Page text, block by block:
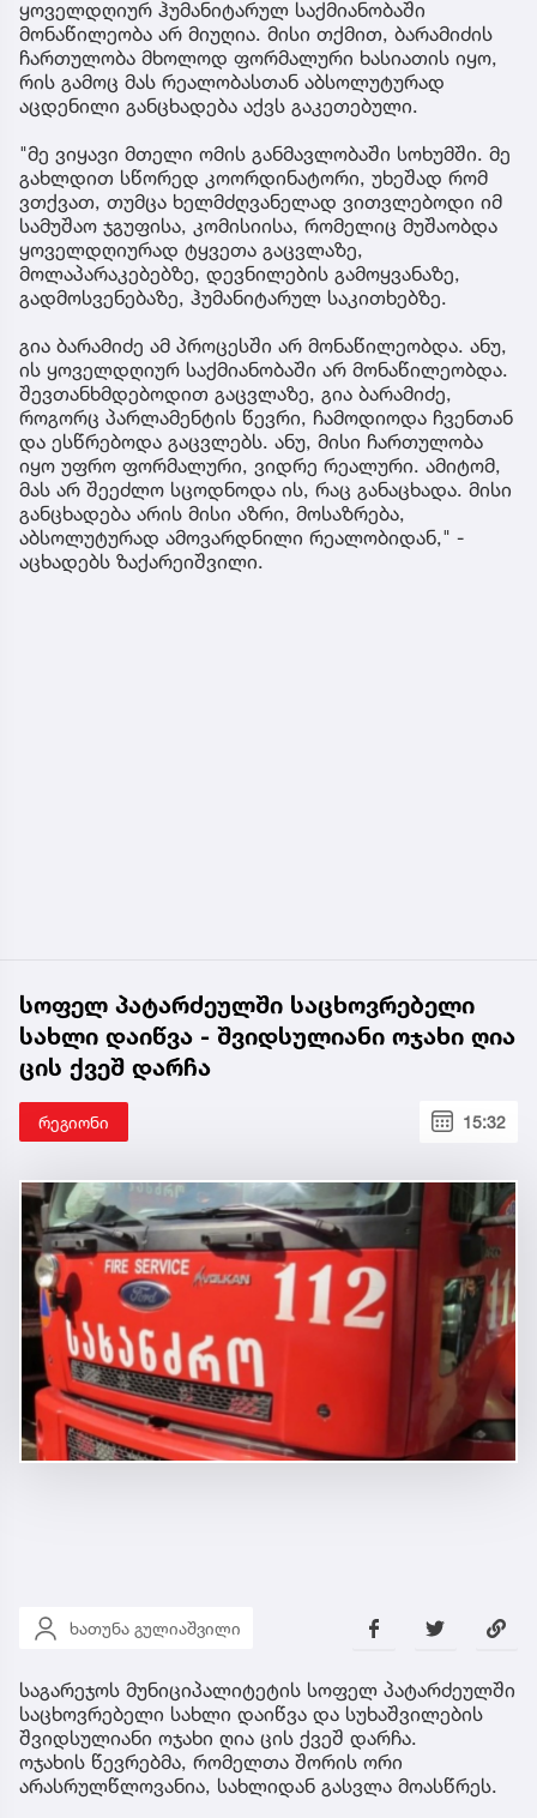
ყოველდღიურ ჰუმანიტარულ საქმიანობაში
მონაწილეობა არ მიუღია. მისი თქმით, ბარამიძის
ჩართულობა მხოლოდ ფორმალური ხასიათის იყო,
რის გამოც მას რეალობასთან აბსოლუტურად
აცდენილი განცხადება აქვს გაკეთებული.
"მე ვიყავი მთელი ომის განმავლობაში სოხუმში. მე
გახლდით სწორედ კოორდინატორი, უხეშად რომ
ვთქვათ, თუმცა ხელმძღვანელად ვითვლებოდი იმ
სამუშაო ჯგუფისა, კომისიისა, რომელიც მუშაობდა
ყოველდღიურად ტყვეთა გაცვლაზე,
მოლაპარაკებებზე, დევნილების გამოყვანაზე,
გადმოსვენებაზე, ჰუმანიტარულ საკითხებზე.
გია ბარამიძე ამ პროცესში არ მონაწილეობდა. ანუ,
ის ყოველდღიურ საქმიანობაში არ მონაწილეობდა.
შევთანხმდებოდით გაცვლაზე, გია ბარამიძე,
როგორც პარლამენტის წევრი, ჩამოდიოდა ჩვენთან
და ესწრებოდა გაცვლებს. ანუ, მისი ჩართულობა
იყო უფრო ფორმალური, ვიდრე რეალური. ამიტომ,
მას არ შეეძლო სცოდნოდა ის, რაც განაცხადა. მისი
განცხადება არის მისი აზრი, მოსაზრება,
აბსოლუტურად ამოვარდნილი რეალობიდან," -
აცხადებს ზაქარეიშვილი.
სოფელ პატარძეულში საცხოვრებელი
სახლი დაიწვა - შვიდსულიანი ოჯახი ღია
ცის ქვეშ დარჩა
რეგიონი 15:32
ხათუნა გულიაშვილი
საგარეჯოს მუნიციპალიტეტის სოფელ პატარძეულში
საცხოვრებელი სახლი დაიწვა და სუხაშვილების
შვიდსულიანი ოჯახი ღია ცის ქვეშ დარჩა.
ოჯახის წევრებმა, რომელთა შორის ორი
არასრულწლოვანია, სახლიდან გასვლა მოასწრეს.